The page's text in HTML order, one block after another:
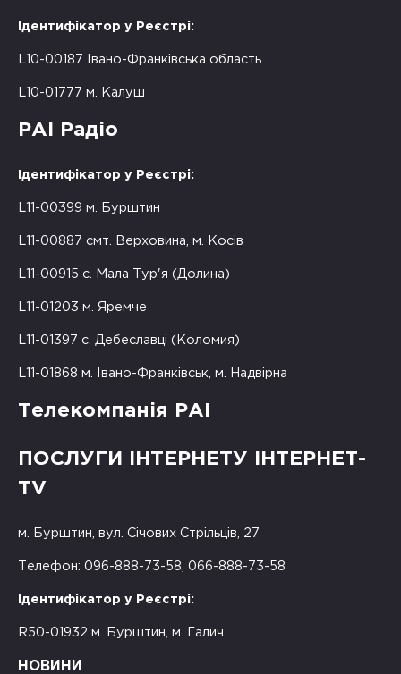
Ідентифікатор у Реєстрі:
L10-00187 Івано-Франківська область
L10-01777 м. Калуш
РАІ Радіо
Ідентифікатор у Реєстрі:
L11-00399 м. Бурштин
L11-00887 смт. Верховина, м. Косів
L11-00915 с. Мала Тур'я (Долина)
L11-01203 м. Яремче
L11-01397 с. Дебеславці (Коломия)
L11-01868 м. Івано-Франківськ, м. Надвірна
Телекомпанія РАІ
ПОСЛУГИ ІНТЕРНЕТУ ІНТЕРНЕТ-
TV
м. Бурштин, вул. Січових Стрільців, 27
Телефон: 096-888-73-58, 066-888-73-58
Ідентифікатор у Реєстрі:
R50-01932 м. Бурштин, м. Галич
НОВИНИ